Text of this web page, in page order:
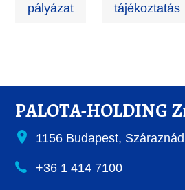
pályázat tájékoztatás
PALOTA-HOLDING
1156 Budapest,
+36 1 414 7100